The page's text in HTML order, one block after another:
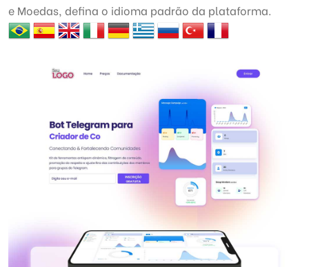
e Moedas, defina o idioma padrão da plataforma.